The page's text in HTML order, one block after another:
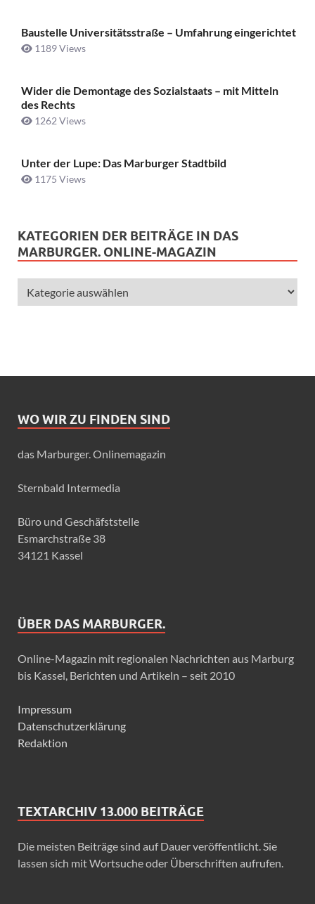
Baustelle Universitätsstraße ­– Umfahrung eingerichtet
1189 Views
Wider die Demontage des Sozialstaats – mit Mitteln
des Rechts
1262 Views
Unter der Lupe: Das Marburger Stadtbild
1175 Views
KATEGORIEN DER BEITRÄGE IN DAS
MARBURGER. ONLINE-MAGAZIN
WO WIR ZU FINDEN SIND
das Marburger. Onlinemagazin
Sternbald Intermedia
Büro und Geschäfststelle
Esmarchstraße 38
34121 Kassel
ÜBER DAS MARBURGER.
Online-Magazin mit regionalen Nachrichten aus Marburg
bis Kassel, Berichten und Artikeln – seit 2010
Impressum
Datenschutzerklärung
Redaktion
TEXTARCHIV 13.000 BEITRÄGE
Die meisten Beiträge sind auf Dauer veröffentlicht. Sie
lassen sich mit Wortsuche oder Überschriften aufrufen.